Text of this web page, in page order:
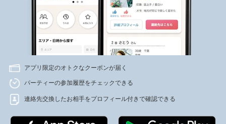
アプリ限定のオトクなクーポンが届く
パーティーの参加履歴をチェックできる
連絡先交換したお相手をプロフィール付きで確認できる